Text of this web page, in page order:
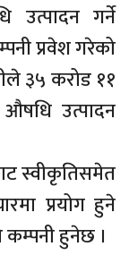
उत्पादन गर्ने
प्रवेश गरेको
३५ करोड ११
उत्पादन
स्वीकृतिसमेत
प्रयोग हुने
कम्पनी हुनेछ ।